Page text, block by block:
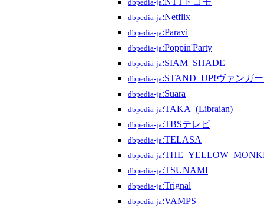
dbpedia-ja
dbpedia-ja:Netflix
dbpedia-ja:Paravi
dbpedia-ja:Poppin'Party
dbpedia-ja:SIAM_SHADE
dbpedia-ja:STAND_UP!ヴァンガ
dbpedia-ja:Suara
dbpedia-ja:TAKA_(Libraian)
dbpedia-ja:TBSテレビ
dbpedia-ja:TELASA
dbpedia-ja
dbpedia-ja:TSUNAMI
dbpedia-ja:Trignal
dbpedia-ja:VAMPS